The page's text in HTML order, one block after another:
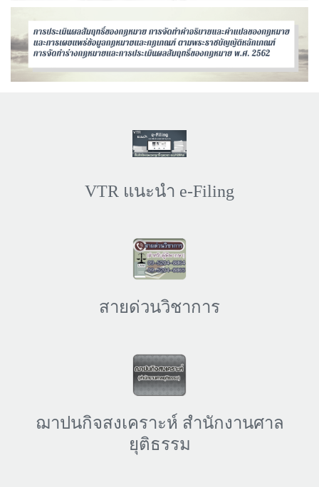
VTR แนะนำ e-Filing
สายด่วนวิชาการ
ฌาปนกิจสงเคราะห์ สำนักงานศาล
ยุติธรรม